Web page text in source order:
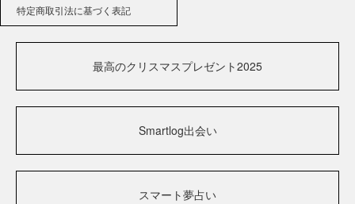
特定商取引法に基づく表記
最高のクリスマスプレゼント2025
Smartlog出会い
スマート夢占い